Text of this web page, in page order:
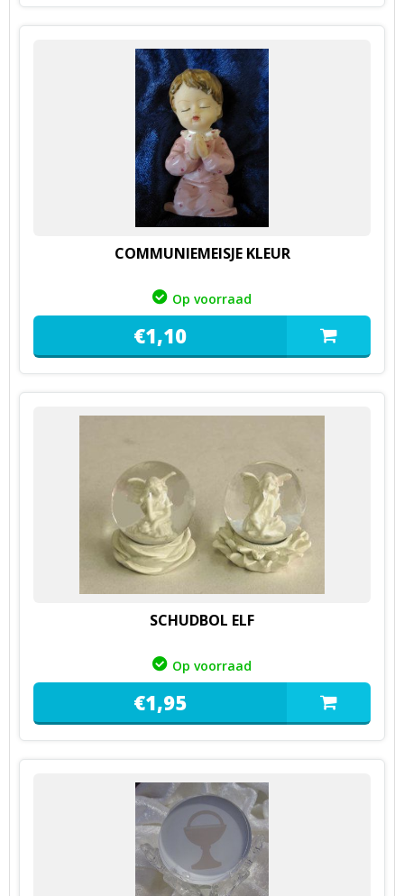
COMMUNIEMEISJE KLEUR
Op voorraad
€1,10
SCHUDBOL ELF
Op voorraad
€1,95